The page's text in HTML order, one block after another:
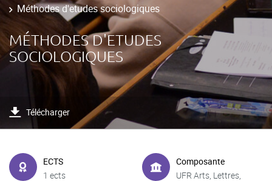
Méthodes d'etudes sociologiques
MÉTHODES D'ETUDES
SOCIOLOGIQUES
Télécharger
ECTS
1 ects
Composante
UFR Arts, Lettres,